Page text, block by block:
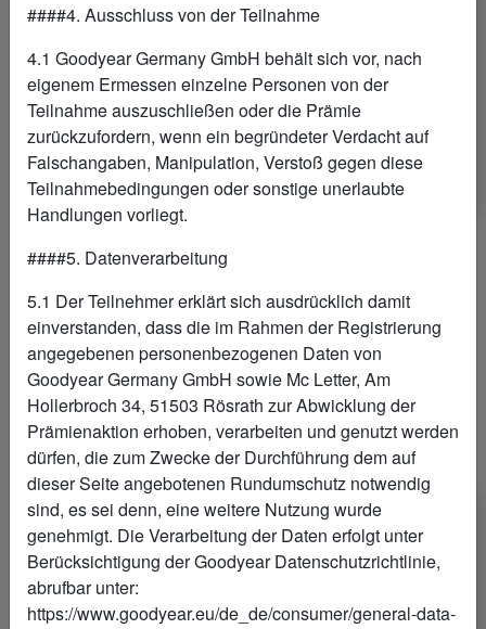
2.RECHNUNGSBELEG ODER
FORMULAR HOCHLADEN
UND REGISTRIEREN
Formular bei Reifenkauf durch
Neu-/Gebrauchtwagenerwerb:Download
####4. Ausschluss von der Teilnahme
4.1 Goodyear Germany GmbH behält sich vor, nach
eigenem Ermessen einzelne Personen von der
Teilnahme auszuschließen oder die Prämie
zurückzufordern, wenn ein begründeter Verdacht auf
Falschangaben, Manipulation, Verstoß gegen diese
Teilnahmebedingungen oder sonstige unerlaubte
Handlungen vorliegt.
####5. Datenverarbeitung
5.1 Der Teilnehmer erklärt sich ausdrücklich damit
einverstanden, dass die im Rahmen der Registrierung
angegebenen personenbezogenen Daten von
Goodyear Germany GmbH sowie Mc Letter, Am
Hollerbroch 34, 51503 Rösrath zur Abwicklung der
Prämienaktion erhoben, verarbeiten und genutzt werden
dürfen, die zum Zwecke der Durchführung dem auf
dieser Seite angebotenen Rundumschutz notwendig
sind, es sei denn, eine weitere Nutzung wurde
genehmigt. Die Verarbeitung der Daten erfolgt unter
Berücksichtigung der Goodyear Datenschutzrichtlinie,
abrufbar unter:
https://www.goodyear.eu/de_de/consumer/general-data-